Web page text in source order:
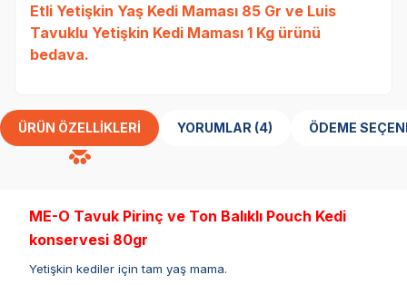
Etli Yetişkin Yaş Kedi Maması 85 Gr ve Luis
Tavuklu Yetişkin Kedi Maması 1 Kg ürünü
bedava.
ÜRÜN ÖZELLIKLERI YORUMLAR (4) ÖDEME
ME-O Tavuk Pirinç ve Ton Balıklı Pouch Kedi
konservesi 80gr
Yetişkin kediler için tam yaş mama.